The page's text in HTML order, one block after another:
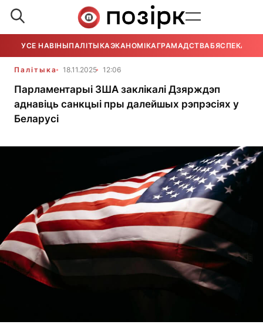
УСЕ НАВІНЫПАЛІТЫКАЭКАНОМІКАГРАМАДСТВАБЯСПЕКА
Палітыка 18.11.2025 12:06
Парламентарыі ЗША заклікалі Дзярждэп
аднавіць санкцыі пры далейшых рэпрэсіях у
Беларусі